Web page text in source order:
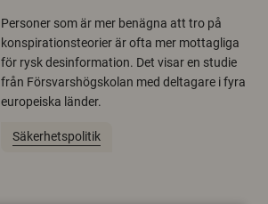
Personer som är mer benägna att tro på
konspirationsteorier är ofta mer mottagliga
för rysk desinformation. Det visar en studie
från Försvarshögskolan med deltagare i fyra
europeiska länder.
Säkerhetspolitik